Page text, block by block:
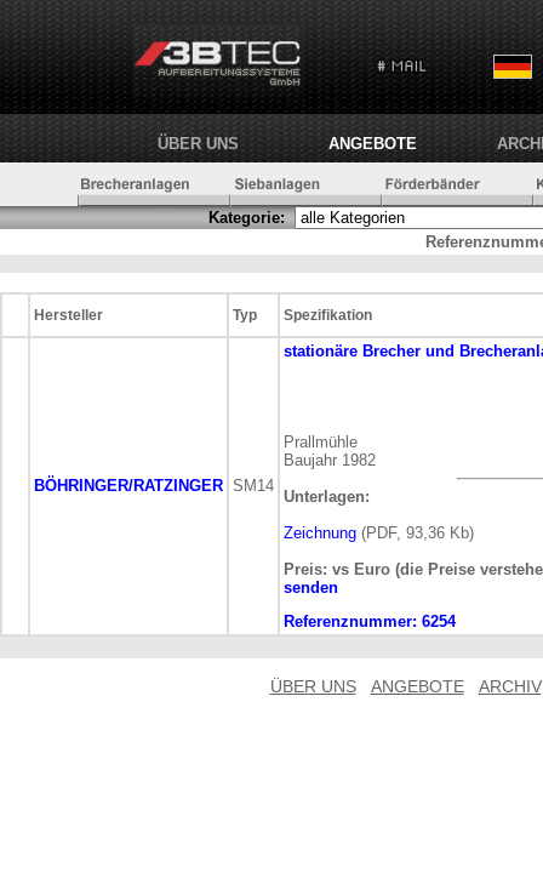
ÜBER UNS ANGEBOTE
Kategorie:
Hersteller Typ Spezifikation
BÖHRINGER/RATZINGER SM14
stationäre Brecher und
Prallmühle
Baujahr 1982
Unterlagen:
Zeichnung (PDF, 93,36 Kb)
Preis: vs Euro (die Preise
senden
Referenznummer: 6254
ÜBER UNS ANGEBOTE ARCHIV